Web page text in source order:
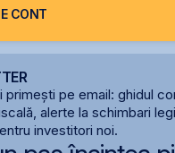
CONT
primești pe email: ghidul
alerte la schimbari
investitori noi.